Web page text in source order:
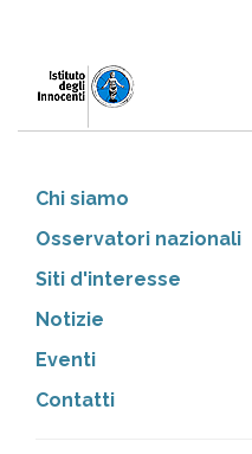
Chi siamo
Osservatori nazionali
Siti d'interesse
Notizie
Eventi
Contatti